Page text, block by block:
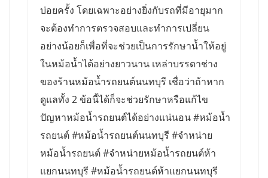
บ่อยครั้ง โดยเฉพาะอย่างยิ่งกับรถที่มีอายุมาก
จะต้องทำการตรวจสอบและทำการเปลี่ยน
อย่างน้อยก็เพื่อที่จะช่วยเป็นการรักษาน้ำให้อยู่
ในหม้อน้ำได้อย่างยาวนาน เหล่าบรรดาช่าง
ของร้านหม้อน้ำรถยนต์นนทบุรี เชื่อว่าถ้าหาก
ดูแลทั้ง 2 ข้อนี้ได้ก็จะช่วยรักษาหรือแก้ไข
ปัญหาหม้อน้ำรถยนต์ได้อย่างแน่นอน #หม้อน้ำ
รถยนต์ #หม้อน้ำรถยนต์นนทบุรี #จำหน่าย
หม้อน้ำรถยนต์ #จำหน่ายหม้อน้ำรถยนต์ห้า
แยกนนทบุรี #หม้อน้ำรถยนต์ห้าแยกนนทบุรี